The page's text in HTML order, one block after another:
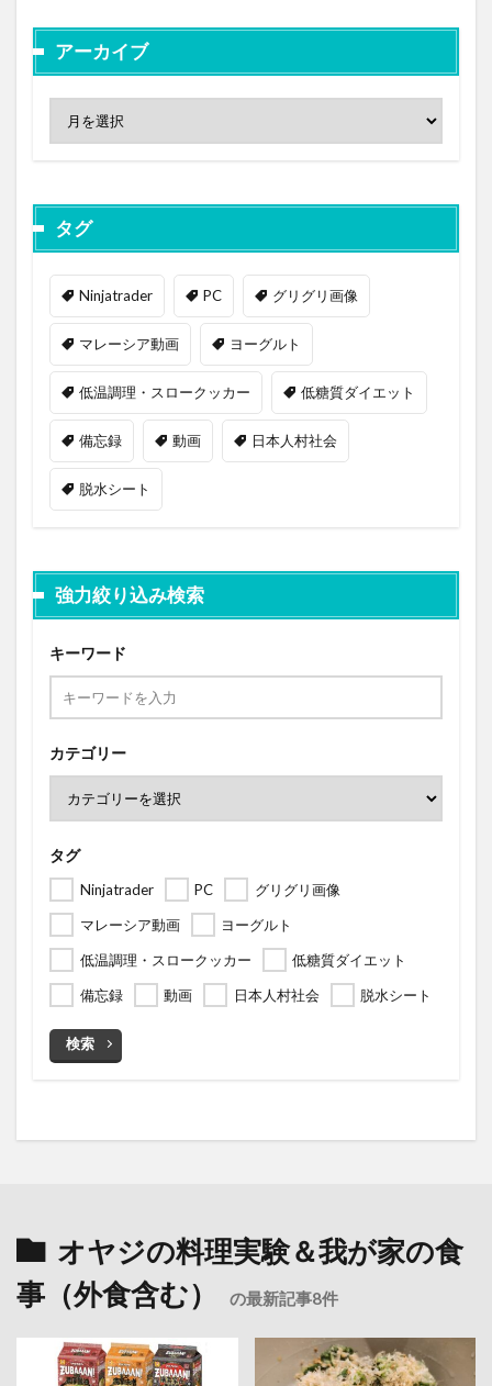
アーカイブ
タグ
Ninjatrader PC グリグリ画像
マレーシア動画 ヨーグルト
低温調理・スロークッカー 低糖質ダイエット
備忘録 動画 日本人村社会
脱水シート
強力絞り込み検索
キーワード
カテゴリー
タグ
Ninjatrader PC
グリグリ画像
マレーシア動画
ヨーグルト
低温調理・スロークッカー
低糖質ダイエット
備忘録
動画 日本人村社会 脱水シート
検索
オヤジの料理実験＆我が家の食
事（外食含む）
の最新記事8件